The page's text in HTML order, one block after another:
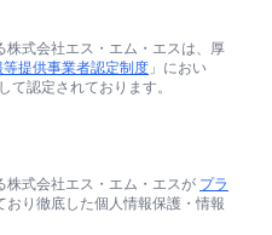
株式会社エス・エム・エスは、厚
提供事業者認定制度 」におい
認定されております。
株式会社エス・エム・エスが プラ
おり徹底した個人情報保護・情報